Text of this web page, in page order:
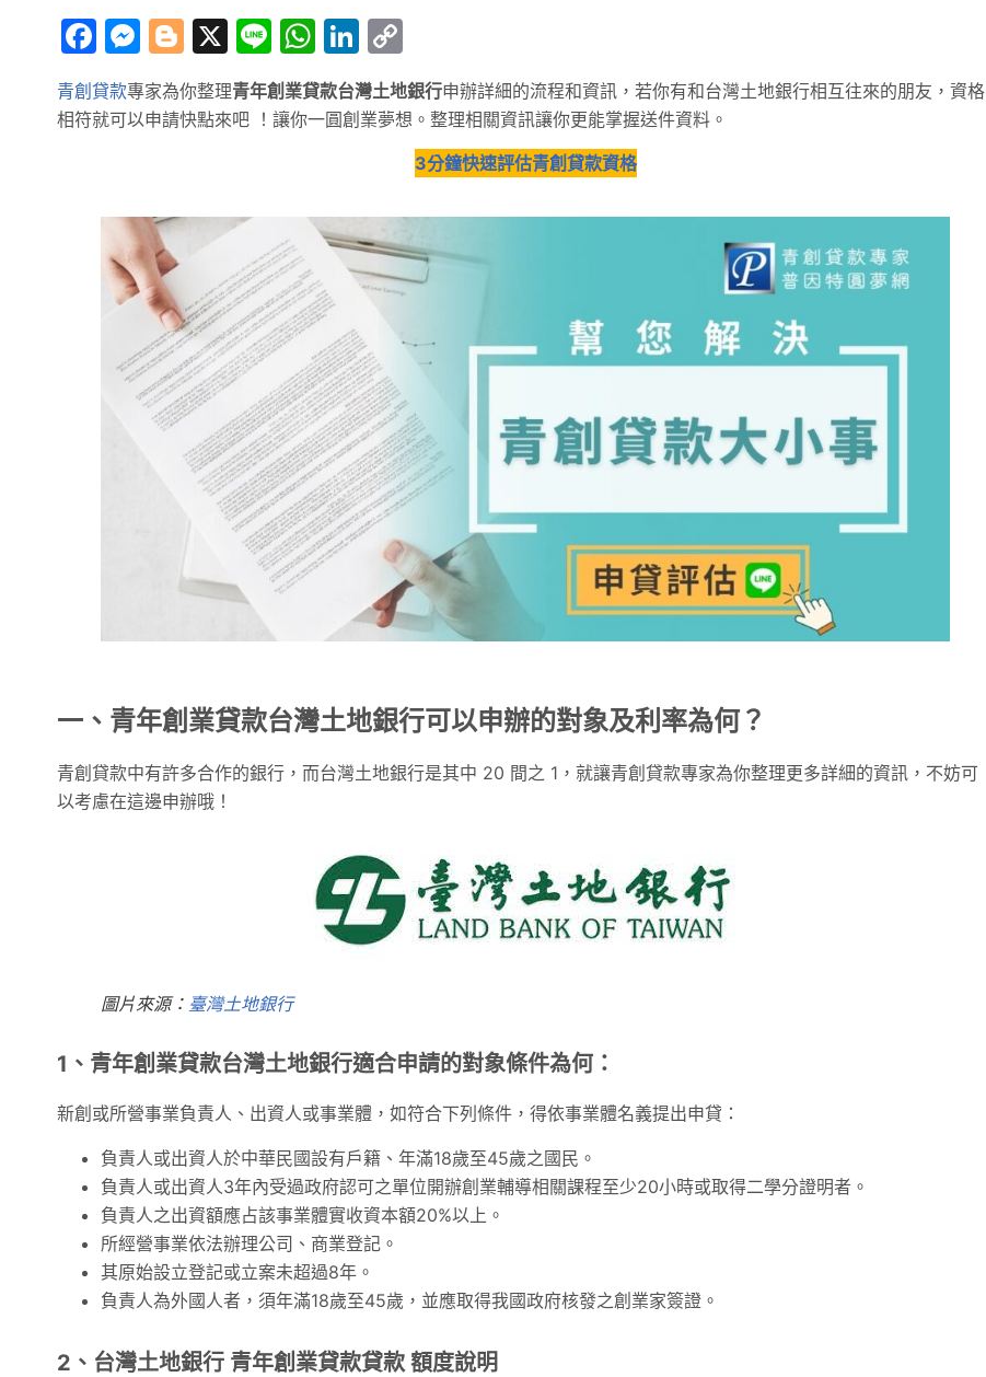
Facebook
Messenger
Blogger
X LineWhatsApp
LinkedIn
Link
青創貸款專家為你整理青年創業貸款台灣土地銀行申辦詳細的流程和資訊，若你有和台灣土地銀行相互往來的朋友，資格
相符就可以申請快點來吧 ！讓你一圓創業夢想。整理相關資訊讓你更能掌握送件資料。
3分鐘快速評估青創貸款資格
一、青年創業貸款台灣土地銀行可以申辦的對象及利率為何？
青創貸款中有許多合作的銀行，而台灣土地銀行是其中 20 間之 1，就讓青創貸款專家為你整理更多詳細的資訊，不妨可
以考慮在這邊申辦哦！
圖片來源： 臺灣土地銀行
1、青年創業貸款台灣土地銀行適合申請的對象條件為何：
新創或所營事業負責人、出資人或事業體，如符合下列條件，得依事業體名義提出申貸：
負責人或出資人於中華民國設有戶籍、年滿18歲至45歲之國民。
負責人或出資人3年內受過政府認可之單位開辦創業輔導相關課程至少20小時或取得二學分證明者。
負責人之出資額應占該事業體實收資本額20%以上。
所經營事業依法辦理公司、商業登記。
其原始設立登記或立案未超過8年。
負責人為外國人者，須年滿18歲至45歲，並應取得我國政府核發之創業家簽證。
2、台灣土地銀行 青年創業貸款貸款 額度說明